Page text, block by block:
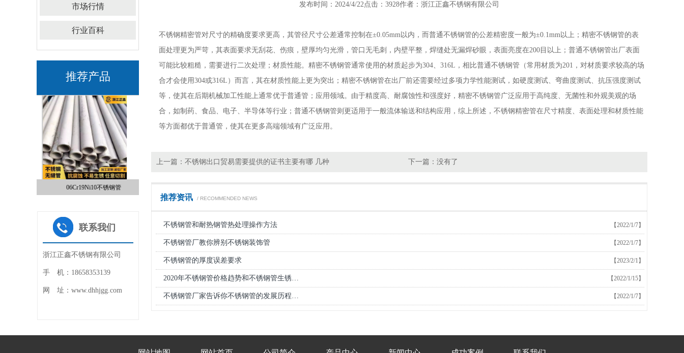
发布时间：2024/4/22点击：3928作者：浙江正鑫不锈钢有限公司
不锈钢精密管对尺寸的精确度要求更高，其管径尺寸公差通常控制在±0.05mm以内，而普通不锈钢管的公差精密度一般为±0.1mm以上 ； 精密不锈钢管的表
面处理更为严苛，其表面要求无刮花、伤痕，壁厚均匀光滑，管口无毛刺，内壁平整，焊缝处无漏焊砂眼，表面亮度在200目以上；普通不锈钢管出厂表面
可能比较粗糙，需要进行二次处理 ； 材质性能。精密不锈钢管通常使用的材质起步为304、316L，相比普通不锈钢管（常用材质为201，对材质要求较高的场
合才会使用304或316L）而言，其在材质性能上更为突出；精密不锈钢管在出厂前还需要经过多项力学性能测试，如硬度测试、弯曲度测试、抗压强度测试
等，使其在后期机械加工性能上通常优于普通管 ； 应用领域。由于精度高、耐腐蚀性和强度好，精密不锈钢管广泛应用于高纯度、无菌性和外观美观的场
合，如制药、食品、电子、半导体等行业；普通不锈钢管则更适用于一般流体输送和结构应用 ， 综上所述，不锈钢精密管在尺寸精度、表面处理和材质性能
等方面都优于普通管，使其在更多高端领域有广泛应用。
上一篇： 不锈钢出口贸易需要提供的证书主要有哪 几种 下一篇：没有了
推荐资讯 / RECOMMENDED NEWS
【2022/1/7】
不锈钢管和耐热钢管热处理操作方法
【2022/1/7】
不锈钢管厂教你辨别不锈钢装饰管
【2023/2/1】
不锈钢管的厚度误差要求
【2022/1/15】
2020年不锈钢管价格趋势和不锈钢管生锈…
【2022/1/7】
不锈钢管厂家告诉你不锈钢管的发展历程…
市场行情
行业百科
推荐产品
06Cr19Ni10不锈钢管
联系我们
浙江正鑫不锈钢有限公司
手 机：18658353139
网 址：www.dhhjgg.com